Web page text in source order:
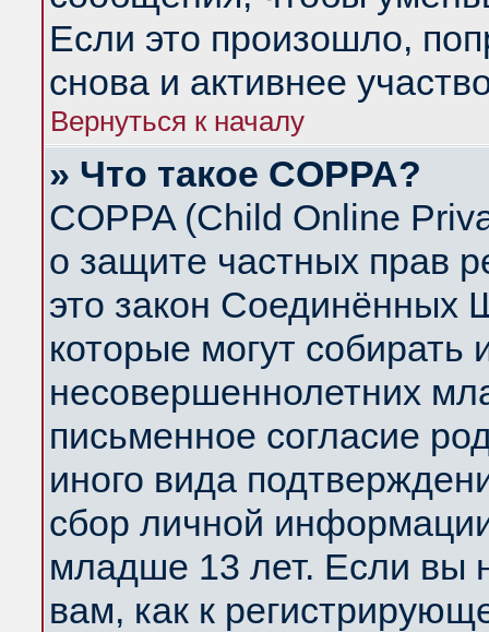
Если это произошло,
снова и активнее
Вернуться к началу
» Что такое COPPA?
COPPA (Child Online
о защите частных прав
это закон Соединённых
которые могут
несовершеннолетних
письменное согласие
иного вида
сбор личной
младше 13 лет. Если вы
вам, как к